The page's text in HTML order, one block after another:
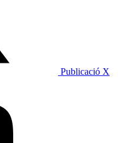
Publicació X